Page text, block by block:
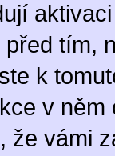
tím,
k
v
že vámi